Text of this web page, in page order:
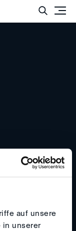
auf unsere
in unserer